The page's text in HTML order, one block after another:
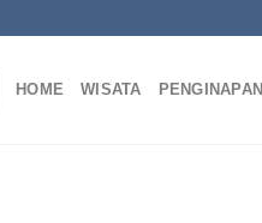
HOME WISATA PENGINAPAN